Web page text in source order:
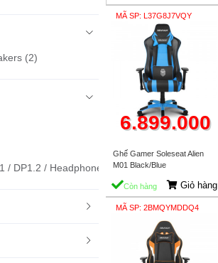
(2)
/ DP1.2 / Headphone (1)
MÃ SP: L37G8J7VQY
6.899.000
Ghế Gamer Soleseat Alien
M01 Black/Blue
Còn hàng Giỏ hàng
MÃ SP: 2BMQYMDDQ4